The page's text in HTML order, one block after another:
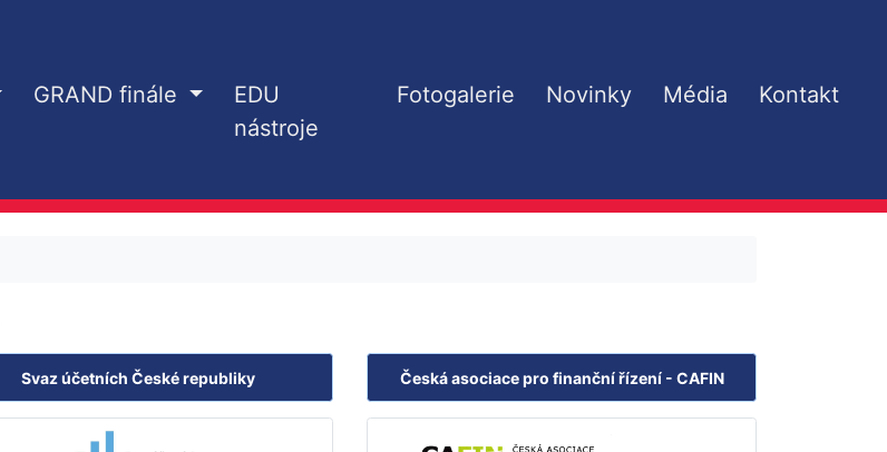
GRAND finále
EDU
nástroje
Fotogalerie Novinky Média Kontakt
Svaz účetních České republiky Česká asociace pro finanční řízení - CAFIN